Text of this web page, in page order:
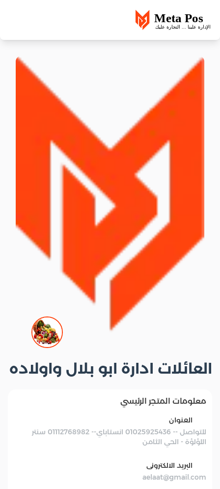
العائلات ادارة ابو بلال واولاده
معلومات المتجر الرئيسي
العنوان
للتواصل -- 01025925436 انستاباي-- 01112768982 سنتر
اللؤلؤة - الحي الثامن
البريد الالكترونى
aelaat@gmail.com